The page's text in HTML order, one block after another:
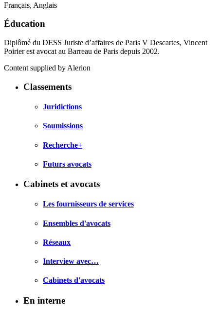
Français, Anglais
Éducation
Diplômé du DESS Juriste d’affaires de Paris V Descartes, Vincent
Poirier est avocat au Barreau de Paris depuis 2002.
Content supplied by Alerion
Classements
Juridictions
Soumissions
Recherche+
Futurs avocats
Cabinets et avocats
Les fournisseurs de services
Ensembles d'avocats
Réseaux
Interview avec…
Cabinets d'avocats
En interne